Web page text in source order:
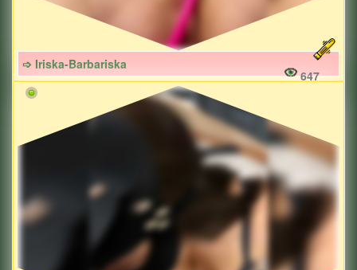
➩ Iriska-Barbariska
647